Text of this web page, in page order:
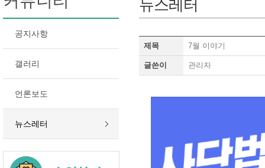
공지사항
갤러리
언론보도
뉴스레터
뉴스레터
제목 7월 이야기
글쓴이 관리자